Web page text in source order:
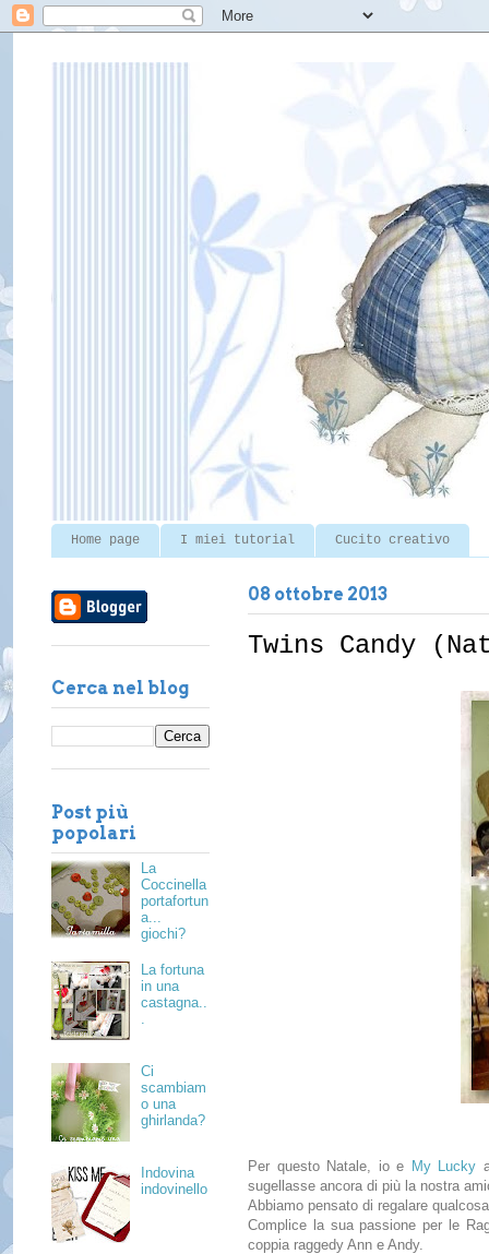
Home page I miei tutorial Cucito creativo
08 ottobre 2013
Twins Candy
Per questo Natale, io e My Lucky
sugellasse ancora di più la nostra
Abbiamo pensato di regalare
Complice la sua passione per le
coppia raggedy Ann e Andy.
Cerca nel blog
Post più
popolari
La
Coccinella
portafortun
a...
giochi?
La fortuna
in una
castagna..
.
Ci
scambiam
o una
ghirlanda?
Indovina
indovinello